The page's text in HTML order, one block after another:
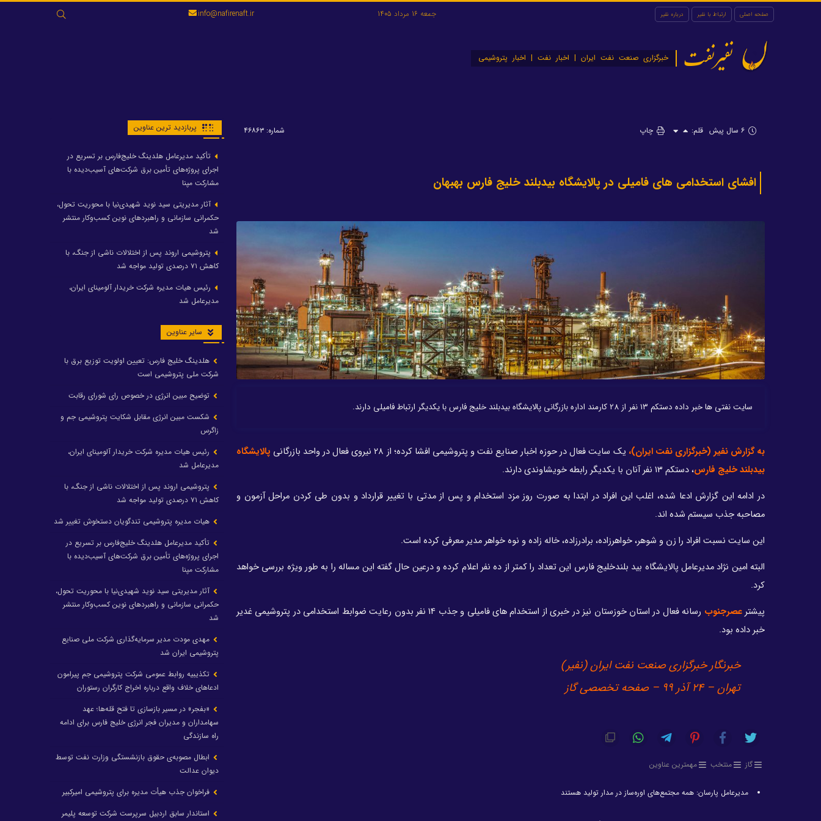
صفحه اصلی ارتباط با نفیر درباره نفیر
جستجو
برای:
جمعه 16 مرداد 1405 info@nafirenaft.ir
نفیرنفت خبرگزاری صنعت نفت ایران | اخبار نفت | اخبار پتروشیمی
۶ سال پیش قلم: چاپ شماره: ۴۶۸۶۳
افشای استخدامی های فامیلی در پالایشگاه بیدبلند خلیج فارس بهبهان
سایت نفتی ها خبر داده دستکم ۱۳ نفر از 28 کارمند اداره بازرگانی پالایشگاه بیدبلند خلیج فارس با یکدیگر ارتباط فامیلی دارند.
به گزارش نفیر (خبرگزاری نفت ایران)، یک سایت فعال در حوزه اخبار صنایع نفت و پتروشیمی افشا کرده؛ از ۲۸ نیروی فعال در واحد بازرگانی
پالایشگاه
بیدبلند خلیج فارس، دستکم ۱۳ نفر آنان با یکدیگر رابطه خویشاوندی دارند.
در ادامه این گزارش ادعا شده، اغلب این افراد در ابتدا به صورت روز مزد استخدام و پس از مدتی با تغییر قرارداد و بدون طی کردن مراحل آزمون و
مصاحبه جذب سیستم شده اند.
این سایت نسبت افراد را زن و شوهر، خواهرزاده، برادرزاده، خاله زاده و نوه خواهر مدیر معرفی کرده است.
البته امین نژاد مدیرعامل پالایشگاه بید بلندخلیج فارس این تعداد را کمتر از ده نفر اعلام کرده و درعین حال گفته این مساله را به طور ویژه بررسی خواهد
کرد.
پیشترعصرجنوب
رسانه فعال در استان خوزستان نیز در خبری از استخدام های فامیلی و جذب 14 نفر بدون رعایت ضوابط استخدامی در پتروشیمی غدیر
خبر داده بود.
خبرنگار خبرگزاری صنعت نفت ایران (نفیر)
تهران – 24 آذر 99 – صفحه تخصصی گاز
گاز منتخب مهمترین عناوین
مدیرعامل پارسان: همه مجتمع‌های اوره‌ساز در مدار تولید هستند
پربازدید ترین عناوین
تأکید مدیرعامل هلدینگ خلیج‌فارس بر تسریع در
اجرای پروژه‌های تأمین برق شرکت‌های آسیب‌دیده با
مشارکت مپنا
آثار مدیریتی سید نوید شهیدی‌نیا با محوریت تحول،
حکمرانی سازمانی و راهبردهای نوین کسب‌وکار منتشر
شد
پتروشیمی اروند پس از اختلالات ناشی از جنگ، با
کاهش ۷۱ درصدی تولید مواجه شد
رئیس هیات مدیره شرکت خریدار آلومینای ایران،
مدیرعامل شد
سایر عناوین
هلدینگ خلیج فارس: تعیین اولویت توزیع برق با
شرکت ملی پتروشیمی است
توضیح مبین انرژی در خصوص رای شورای رقابت
شکست مبین انرژی مقابل شکایت پتروشیمی جم و
زاگرس
رئیس هیات مدیره شرکت خریدار آلومینای ایران،
مدیرعامل شد
پتروشیمی اروند پس از اختلالات ناشی از جنگ، با
کاهش ۷۱ درصدی تولید مواجه شد
هیات مدیره پتروشیمی تندگویان دستخوش تغییر شد
تأکید مدیرعامل هلدینگ خلیج‌فارس بر تسریع در
اجرای پروژه‌های تأمین برق شرکت‌های آسیب‌دیده با
مشارکت مپنا
آثار مدیریتی سید نوید شهیدی‌نیا با محوریت تحول،
حکمرانی سازمانی و راهبردهای نوین کسب‌وکار منتشر
شد
مهدی مودت مدیر سرمایه‌گذاری شرکت ملی صنایع
پتروشیمی ایران شد
تکذیبیه روابط عمومی شرکت پتروشیمی جم پیرامون
ادعاهای خلاف واقع درباره اخراج کارگران رستوران
«بفجر» در مسیر بازسازی تا فتح قله‌ها؛ عهد
سهامداران و مدیران فجر انرژی خلیج فارس برای ادامه
راه سازندگی
ابطال مصوبه‌ی حقوق بازنشستگی وزارت نفت توسط
دیوان عدالت
فراخوان جذب هیأت مدیره برای پتروشیمی امیرکبیر
استاندار سابق اردبیل سرپرست شرکت توسعه پلیمر